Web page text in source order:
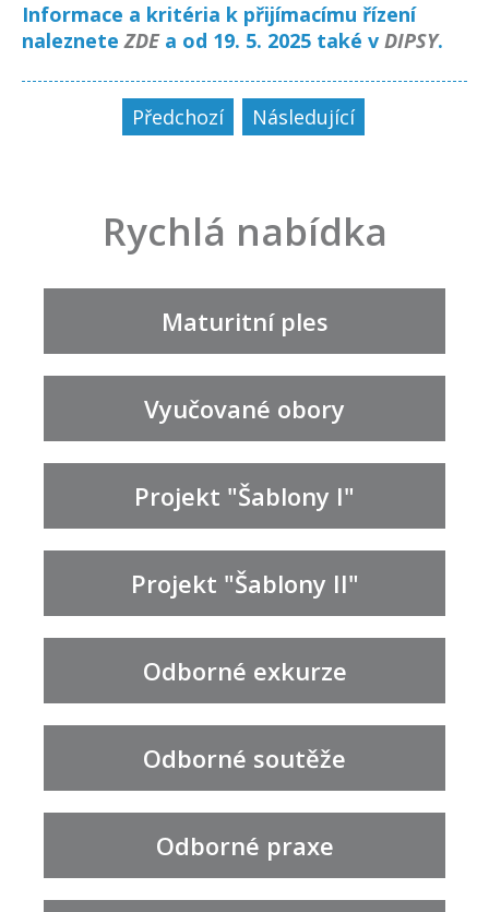
Informace a kritéria k přijímacímu řízení
nalezneteZDEa od 19. 5. 2025 také v DIPSY.
Předchozí Následující
Rychlá nabídka
Maturitní ples
Vyučované obory
Projekt "Šablony I"
Projekt "Šablony II"
Odborné exkurze
Odborné soutěže
Odborné praxe